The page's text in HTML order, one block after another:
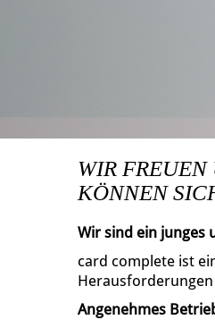
WIR
KÖNNEN
Wir sind ein junges
card complete ist
Angenehmes